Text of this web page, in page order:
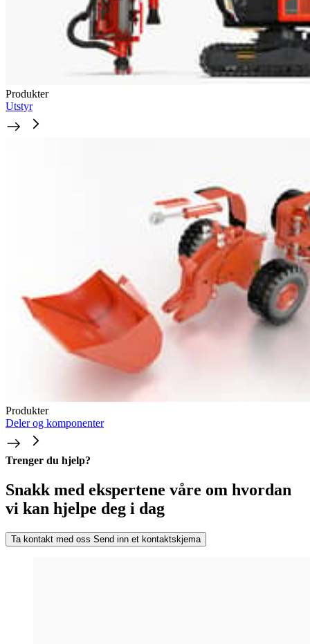
Produkter
Utstyr
Produkter
Deler og komponenter
Trenger du hjelp?
Snakk med ekspertene våre om hvordan
vi kan hjelpe deg i dag
Ta kontakt med oss Send inn et kontaktskjema